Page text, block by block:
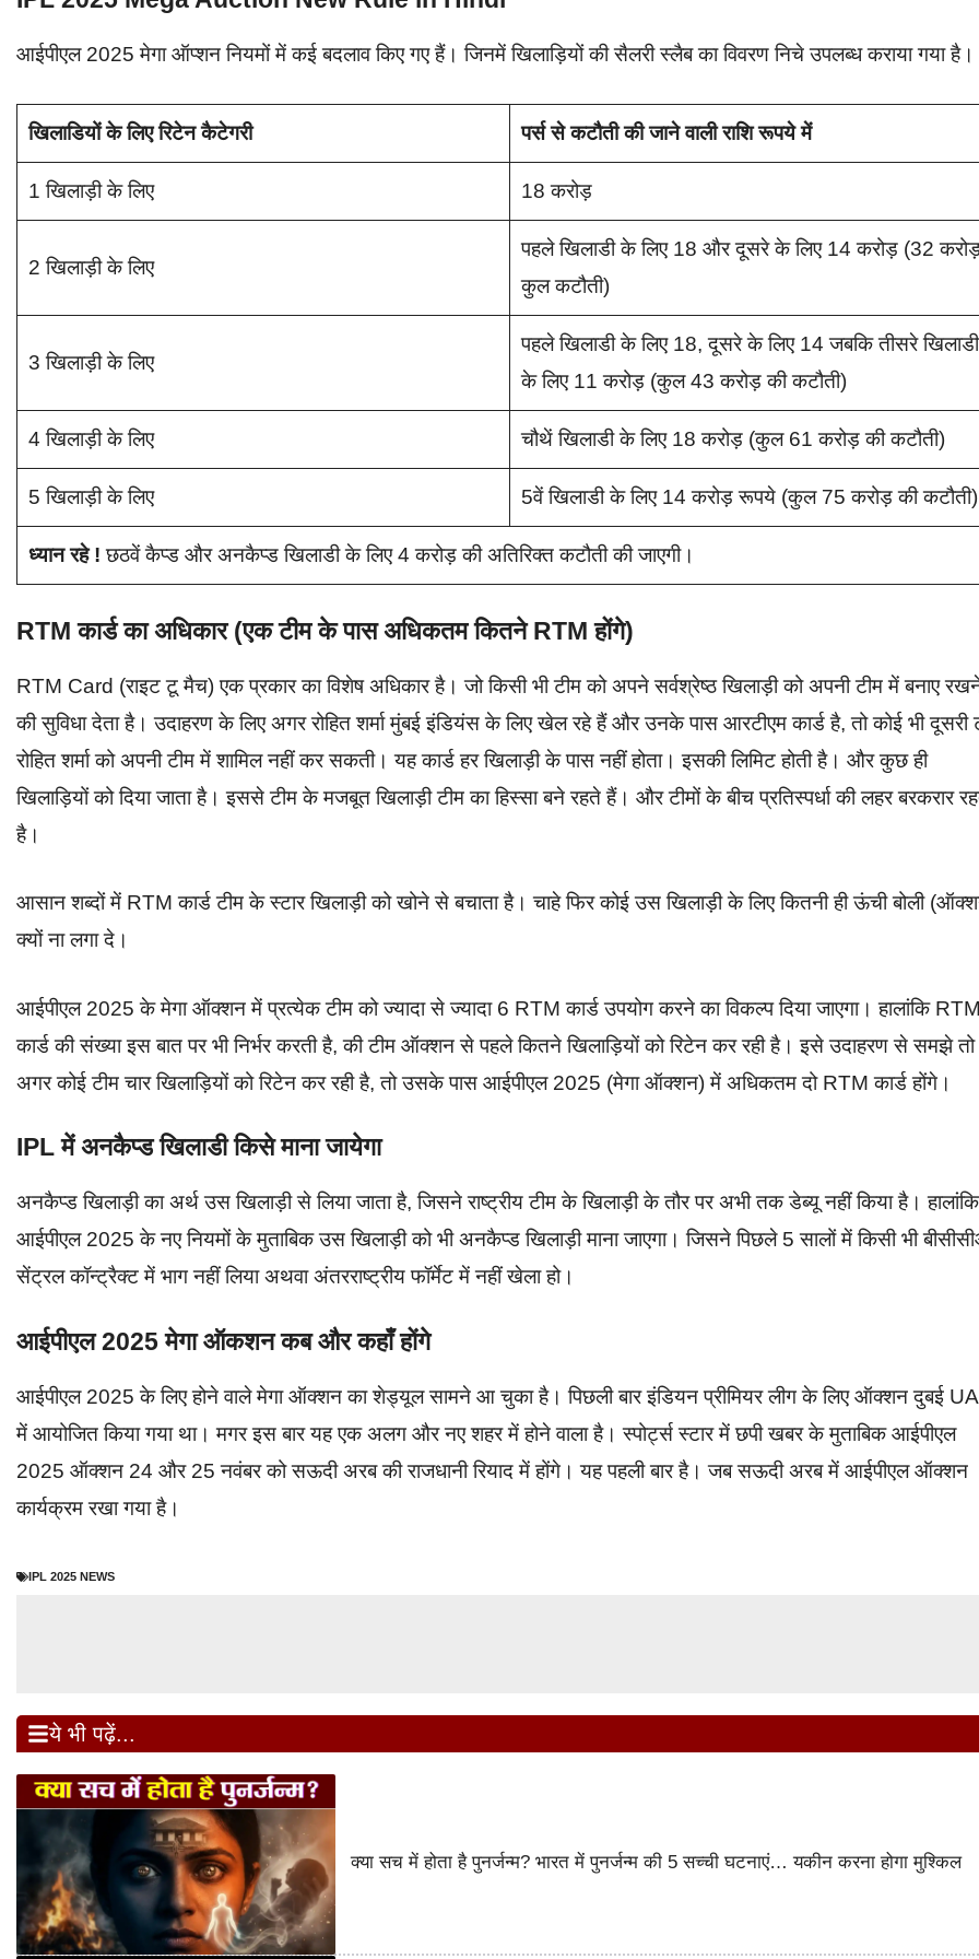
आईपीएल 2025 मेगा ऑप्शन नियमों में कई बदलाव किए गए हैं। जिनमें खिलाड़ियों की सैलरी स्लैब का विवरण निचे उपलब्ध कराया गया है।
खिलाडियों के लिए रिटेन कैटेगरी पर्स से कटौती की जाने वाली राशि रूपये में
1 खिलाड़ी के लिए 18 करोड़
2 खिलाड़ी के लिए
पहले खिलाडी के लिए 18 और दूसरे के लिए 14 करोड़ (32
कुल कटौती)
3 खिलाड़ी के लिए
पहले खिलाडी के लिए 18, दूसरे के लिए 14 जबकि तीसरे खिलाडी
के लिए 11 करोड़ (कुल 43 करोड़ की कटौती)
4 खिलाड़ी के लिए चौथें खिलाडी के लिए 18 करोड़ (कुल 61 करोड़ की कटौती)
5 खिलाड़ी के लिए 5वें खिलाडी के लिए 14 करोड़ रूपये (कुल 75 करोड़ की कटौती)
ध्यान रहे !छठवें कैप्ड और अनकैप्ड खिलाडी के लिए 4 करोड़ की अतिरिक्त कटौती की जाएगी।
RTM कार्ड का अधिकार (एक टीम के पास अधिकतम कितने RTM होंगे)
RTM Card (राइट टू मैच) एक प्रकार का विशेष अधिकार है। जो किसी भी टीम को अपने सर्वश्रेष्ठ खिलाड़ी को अपनी टीम में बनाए
की सुविधा देता है। उदाहरण के लिए अगर रोहित शर्मा मुंबई इंडियंस के लिए खेल रहे हैं और उनके पास आरटीएम कार्ड है, तो कोई भी दूसरी
रोहित शर्मा को अपनी टीम में शामिल नहीं कर सकती। यह कार्ड हर खिलाड़ी के पास नहीं होता। इसकी लिमिट होती है। और कुछ ही
खिलाड़ियों को दिया जाता है। इससे टीम के मजबूत खिलाड़ी टीम का हिस्सा बने रहते हैं। और टीमों के बीच प्रतिस्पर्धा की लहर बरकरार
है।
आसान शब्दों में RTM कार्ड टीम के स्टार खिलाड़ी को खोने से बचाता है। चाहे फिर कोई उस खिलाड़ी के लिए कितनी ही ऊंची बोली
क्यों ना लगा दे।
आईपीएल 2025 के मेगा ऑक्शन में प्रत्येक टीम को ज्यादा से ज्यादा 6 RTM कार्ड उपयोग करने का विकल्प दिया जाएगा। हालांकि RTM
कार्ड की संख्या इस बात पर भी निर्भर करती है, की टीम ऑक्शन से पहले कितने खिलाड़ियों को रिटेन कर रही है। इसे उदाहरण से समझे तो
अगर कोई टीम चार खिलाड़ियों को रिटेन कर रही है, तो उसके पास आईपीएल 2025 (मेगा ऑक्शन) में अधिकतम दो RTM कार्ड होंगे।
IPL में अनकैप्ड खिलाडी किसे माना जायेगा
अनकैप्ड खिलाड़ी का अर्थ उस खिलाड़ी से लिया जाता है, जिसने राष्ट्रीय टीम के खिलाड़ी के तौर पर अभी तक डेब्यू नहीं किया है। हालांकि
आईपीएल 2025 के नए नियमों के मुताबिक उस खिलाड़ी को भी अनकैप्ड खिलाड़ी माना जाएगा। जिसने पिछले 5 सालों में किसी भी
सेंट्रल कॉन्ट्रैक्ट में भाग नहीं लिया अथवा अंतरराष्ट्रीय फॉर्मेट में नहीं खेला हो।
आईपीएल 2025 मेगा ऑकशन कब और कहाँ होंगे
आईपीएल 2025 के लिए होने वाले मेगा ऑक्शन का शेड्यूल सामने आ चुका है। पिछली बार इंडियन प्रीमियर लीग के लिए ऑक्शन दुबई
में आयोजित किया गया था। मगर इस बार यह एक अलग और नए शहर में होने वाला है। स्पोर्ट्स स्टार में छपी खबर के मुताबिक आईपीएल
2025 ऑक्शन 24 और 25 नवंबर को सऊदी अरब की राजधानी रियाद में होंगे। यह पहली बार है। जब सऊदी अरब में आईपीएल ऑक्शन
कार्यक्रम रखा गया है।
IPL 2025 NEWS
ये भी पढ़ें...
क्या सच में होता है पुनर्जन्म? भारत में पुनर्जन्म की 5 सच्ची घटनाएं… यकीन करना होगा मुश्किल